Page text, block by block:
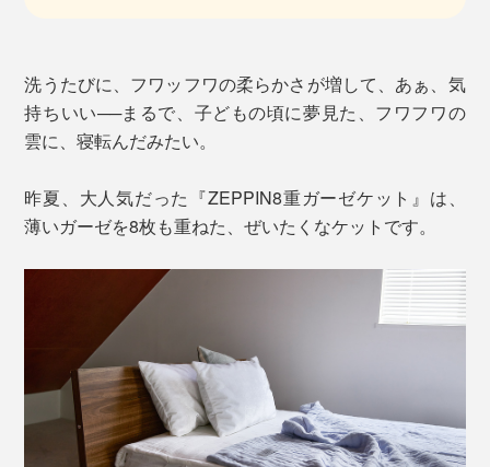
洗うたびに、フワッフワの柔らかさが増して、あぁ、気
持ちいい──まるで、子どもの頃に夢見た、フワフワの
雲に、寝転んだみたい。
昨夏、大人気だった『ZEPPIN8重ガーゼケット』は、
薄いガーゼを8枚も重ねた、ぜいたくなケットです。